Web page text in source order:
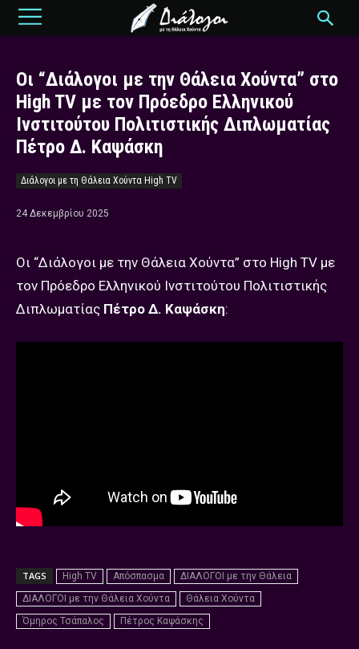
Οι “Διάλογοι με την Θάλεια Χούντα” στο
High TV με τον Πρόεδρο Ελληνικού
Ινστιτούτου Πολιτιστικής Διπλωματίας
Πέτρο Δ. Καψάσκη
Διάλογοι με τη Θάλεια Χούντα High TV
24 Δεκεμβρίου 2025
Οι “Διάλογοι με την Θάλεια Χούντα” στο High TV με
τον Πρόεδρο Ελληνικού Ινστιτούτου Πολιτιστικής
Διπλωματίας Πέτρο Δ. Καψάσκη:
TAGS High TV Απόσπασμα
ΔΙΑΛΟΓΟΙ με την Θάλεια
ΔΙΑΛΟΓΟΙ με την Θάλεια Χούντα
Θάλεια Χούντα
Όμηρος Τσάπαλος
Πέτρος Καψάσκης